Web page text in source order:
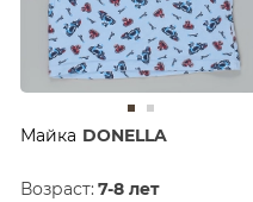
Майка DONELLA
Возраст: 7-8 лет